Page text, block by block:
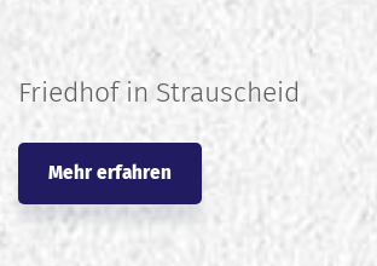
Friedhof in Strauscheid
Mehr erfahren